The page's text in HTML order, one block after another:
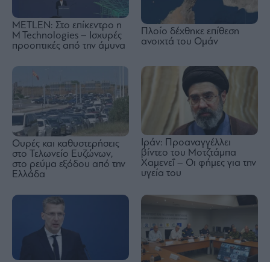
METLEN: Στο επίκεντρο η
M Technologies – Ισχυρές
προοπτικές από την άμυνα
Πλοίο δέχθηκε επίθεση
ανοιχτά του Ομάν
Ουρές και καθυστερήσεις
στο Τελωνείο Ευζώνων,
στο ρεύμα εξόδου από την
Ελλάδα
Ιράν: Προαναγγέλλει
βίντεο του Μοτζτάμπα
Χαμενεΐ – Οι φήμες για την
υγεία του